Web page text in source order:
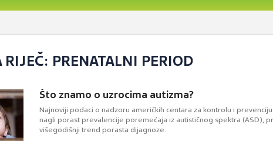
RIJEČ: PRENATALNI PERIOD
Što znamo o uzrocima autizma?
Najnoviji podaci o nadzoru američkih centara za kontrolu i
nagli porast prevalencije poremećaja iz autističnog spektra (ASD),
višegodišnji trend porasta dijagnoze.